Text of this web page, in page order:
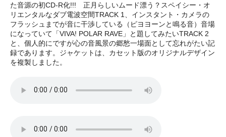
た音源の初CD-R化!!! 正月らしいムード漂う？スペイシー・オ
リエンタルなダブ電波空間TRACK 1、インスタント・カメラの
フラッシュまでが音に干渉している（ピヨヨーンと鳴る音）音場
になっていて「VIVA! POLAR RAVE」と題してみたいTRACK 2
と、個人的にですが心の音風景の郷愁一場面として忘れがたい記
録であります。ジャケットは、カセット版のオリジナルデザイン
を複製しました。